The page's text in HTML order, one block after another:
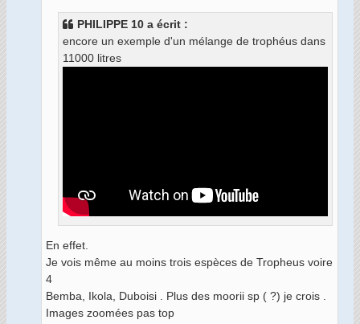
PHILIPPE 10 a écrit :
encore un exemple d'un mélange de trophéus dans
11000 litres
En effet.
Je vois même au moins trois espèces de Tropheus voire
4
Bemba, Ikola, Duboisi . Plus des moorii sp ( ?) je crois .
Images zoomées pas top